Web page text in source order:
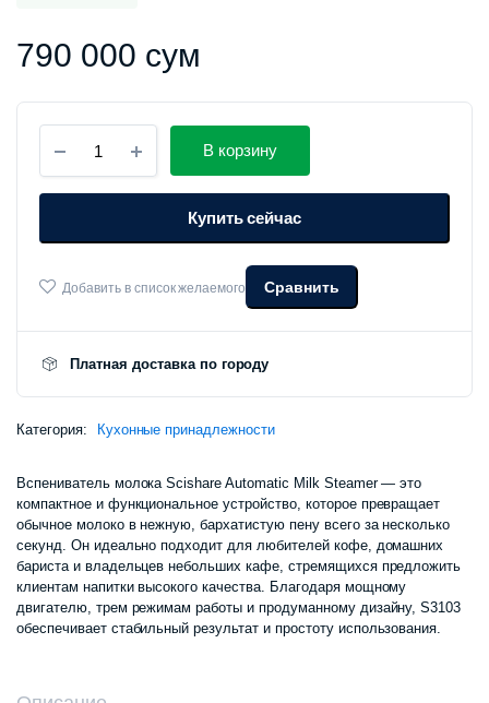
790 000 сум
молока
Scishare
Automatic
Steamer
количество
В корзину
Купить сейчас
Добавить в список желаемого Сравнить
Платная доставка по городу
Категория: Кухонные принадлежности
Вспениватель молока Scishare Automatic Milk Steamer — это
компактное и функциональное устройство, которое превращает
обычное молоко в нежную, бархатистую пену всего за несколько
секунд. Он идеально подходит для любителей кофе, домашних
бариста и владельцев небольших кафе, стремящихся предложить
клиентам напитки высокого качества. Благодаря мощному
двигателю, трем режимам работы и продуманному дизайну, S3103
обеспечивает стабильный результат и простоту использования.​